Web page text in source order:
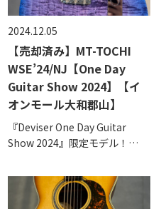
2024.12.05
【売却済み】MT-TOCHI
WSE’24/NJ【One Day
Guitar Show 2024】【イ
オンモール大和郡山】
『Deviser One Day Guitar
Show 2024』限定モデル！…